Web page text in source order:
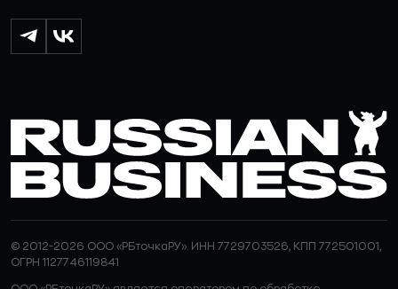
© 2012-2026 ООО «РБточкаРУ». ИНН 7729703526, КПП 772501001,
ОГРН 1127746119841